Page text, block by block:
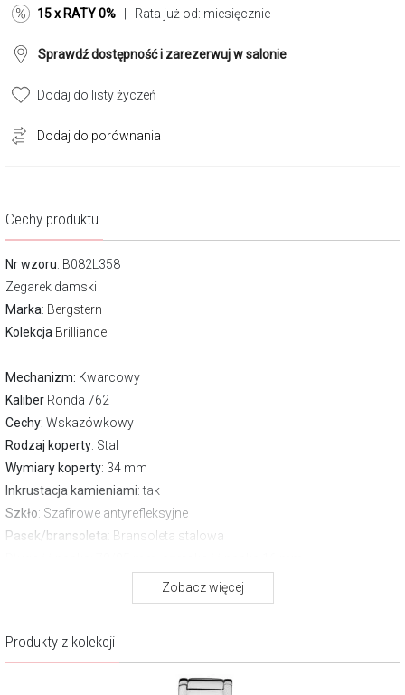
Cechy produktu
Nr wzoru: B082L358
Zegarek damski
Marka: Bergstern
Kolekcja Brilliance
Mechanizm: Kwarcowy
Kaliber Ronda 762
Cechy: Wskazówkowy
Rodzaj koperty: Stal
Wymiary koperty: 34 mm
Inkrustacja kamieniami: tak
Szkło: Szafirowe antyrefleksyjne
Pasek/bransoleta : Bransoleta stalowa
30 m
Pobierz instrukcję
Zobacz więcej
15 x RATY 0% | Rata już od: miesięcznie
Sprawdź dostępność i zarezerwuj w salonie
Dodaj do listy życzeń
Dodaj do porównania
Produkty z kolekcji